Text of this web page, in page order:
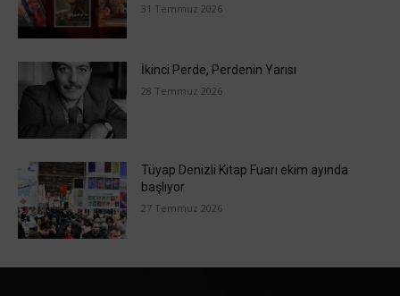
31 Temmuz 2026
İkinci Perde, Perdenin Yarısı
28 Temmuz 2026
Tüyap Denizli Kitap Fuarı ekim ayında
başlıyor
27 Temmuz 2026